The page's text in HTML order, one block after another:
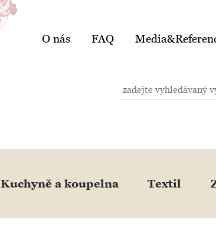
O nás FAQ
Kuchyně a koupelna Textil